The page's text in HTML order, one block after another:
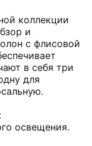
коллекции
и
с флисовой
в себя три
для
освещения.